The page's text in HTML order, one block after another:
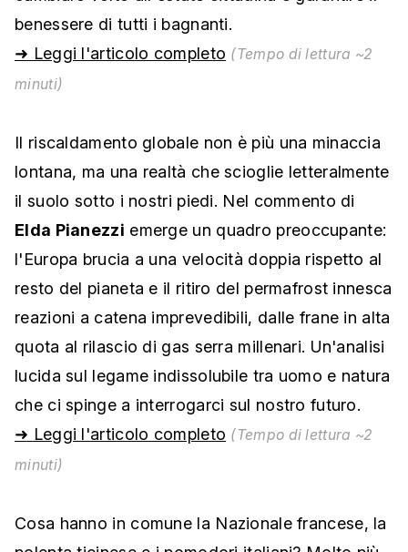
benessere di tutti i bagnanti.
➜ Leggi l'articolo completo (Tempo di lettura ~2
minuti)
Il riscaldamento globale non è più una minaccia
lontana, ma una realtà che scioglie letteralmente
il suolo sotto i nostri piedi. Nel commento di
Elda Pianezzi emerge un quadro preoccupante:
l'Europa brucia a una velocità doppia rispetto al
resto del pianeta e il ritiro del permafrost innesca
reazioni a catena imprevedibili, dalle frane in alta
quota al rilascio di gas serra millenari. Un'analisi
lucida sul legame indissolubile tra uomo e natura
che ci spinge a interrogarci sul nostro futuro.
➜ Leggi l'articolo completo (Tempo di lettura ~2
minuti)
Cosa hanno in comune la Nazionale francese, la